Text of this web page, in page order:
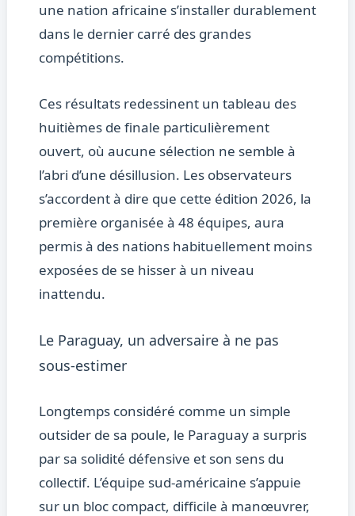
une nation africaine s’installer durablement
dans le dernier carré des grandes
compétitions.
Ces résultats redessinent un tableau des
huitièmes de finale particulièrement
ouvert, où aucune sélection ne semble à
l’abri d’une désillusion. Les observateurs
s’accordent à dire que cette édition 2026, la
première organisée à 48 équipes, aura
permis à des nations habituellement moins
exposées de se hisser à un niveau
inattendu.
Le Paraguay, un adversaire à ne pas
sous-estimer
Longtemps considéré comme un simple
outsider de sa poule, le Paraguay a surpris
par sa solidité défensive et son sens du
collectif. L’équipe sud-américaine s’appuie
sur un bloc compact, difficile à manœuvrer,